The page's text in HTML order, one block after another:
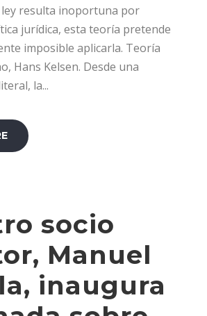
ley resulta inoportuna por
jurídica, esta teoría pretende
imposible aplicarla. Teoría
Hans Kelsen. Desde una
la...
socio
Manuel
inaugura